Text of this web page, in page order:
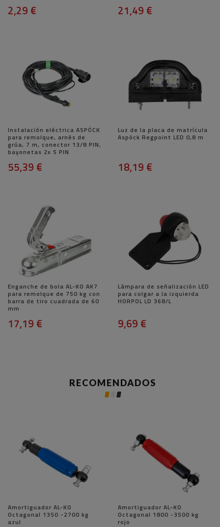
2,29 € 21,49 €
Instalación eléctrica ASPÖCK
para remolque, arnés de
grúa, 7 m, conector 13/8 PIN,
bayonetas 2x 5 PIN
55,39 €
Luz de la placa de matrícula
Aspöck Regpoint LED 0,8 m
18,19 €
Enganche de bola AL-KO AK7
para remolque de 750 kg con
barra de tiro cuadrada de 60
mm
17,19 €
Lámpara de señalización LED
para colgar a la izquierda
HORPOL LD 368/L
9,69 €
RECOMENDADOS
Amortiguador AL-KO
Octagonal 1350 -2700 kg
azul
Amortiguador AL-KO
Octagonal 1800 -3500 kg
rojo